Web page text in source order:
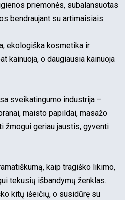
priemonės, subalansuotas
bendraujant su artimaisiais.
ekologiška kosmetika ir
kainuoja, o daugiausia kainuoja
sveikatingumo industrija –
maisto papildai, masažo
žmogui geriau jaustis, gyventi
kaip tragiško likimo,
tekusių išbandymų ženklas.
kitų išeičių, o susidūrę su